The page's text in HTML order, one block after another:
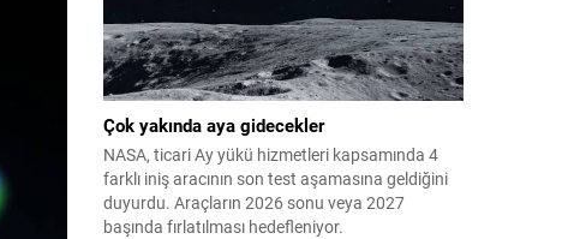
Çok yakında aya gidecekler
NASA, ticari Ay yükü hizmetleri kapsamında 4
farklı iniş aracının son test aşamasına geldiğini
duyurdu. Araçların 2026 sonu veya 2027
başında fırlatılması hedefleniyor.